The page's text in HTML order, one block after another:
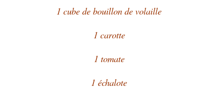
1 cube de bouillon de volaille
1 carotte
1 tomate
1 échalote